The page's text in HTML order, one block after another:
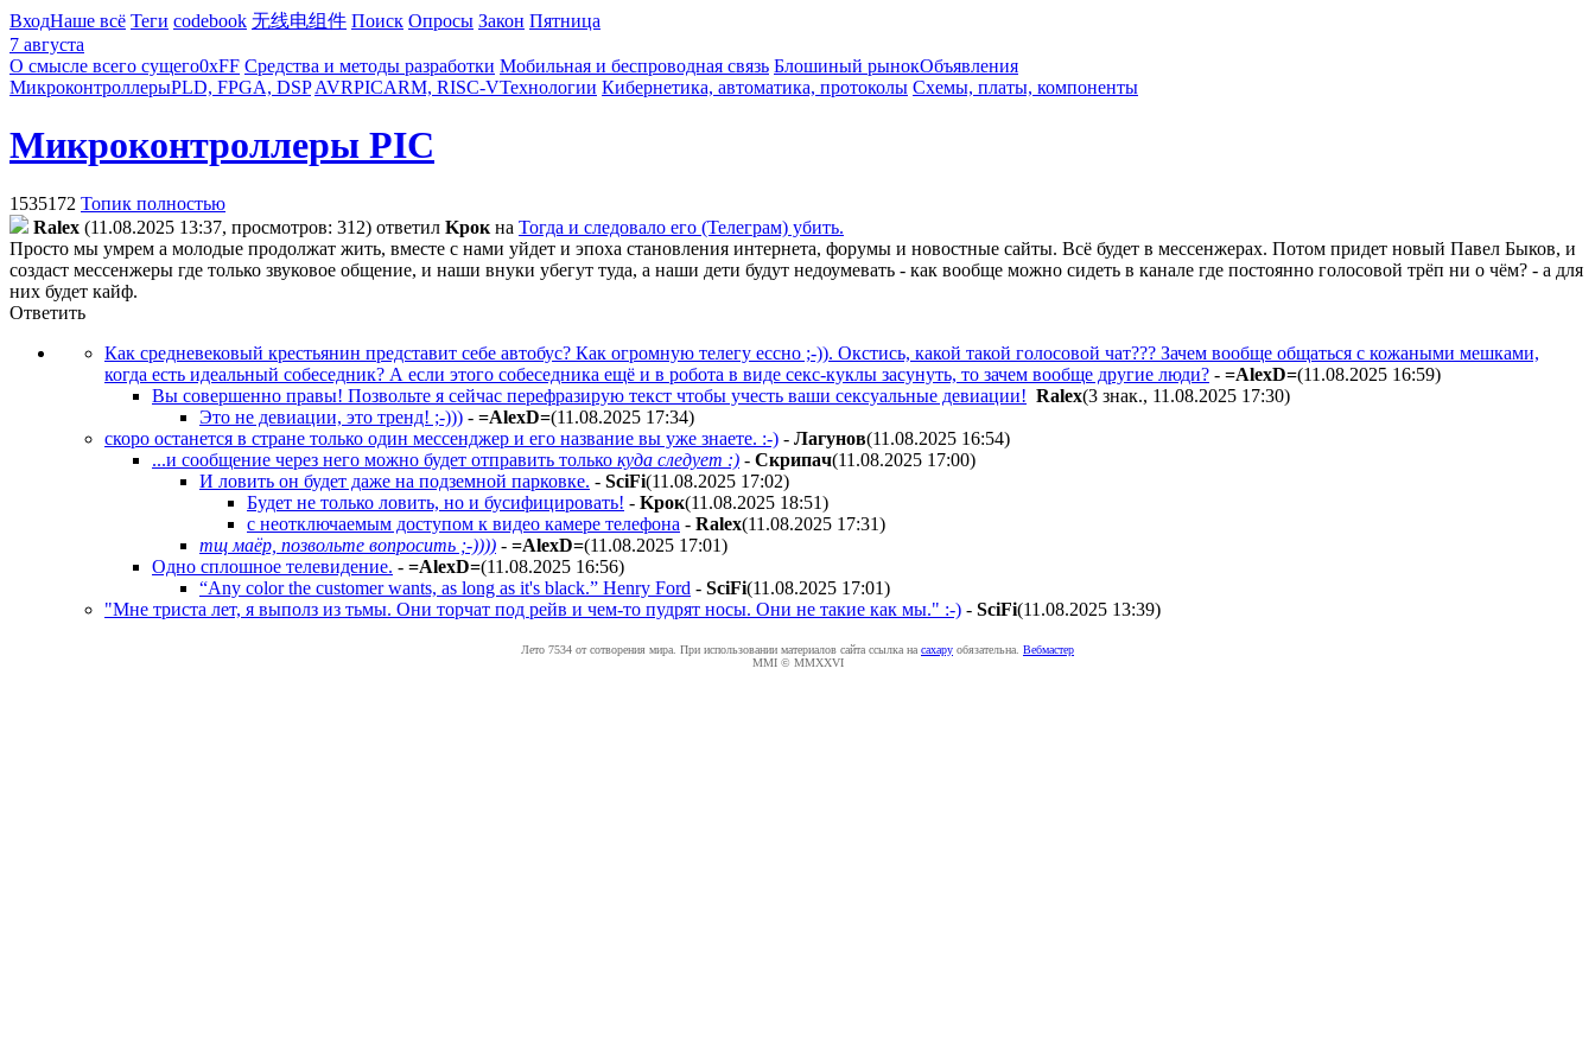
ВходНаше всё Теги codebook 无线电组件 Поиск Опросы Закон Пятница
7 августа
О смысле всего сущего0xFF Средства и методы разработки Мобильная и беспроводная связь Блошиный рынокОбъявления
МикроконтроллерыPLD, FPGA, DSP AVRPICARM, RISC-VТехнологии Кибернетика, автоматика, протоколы Схемы, платы, компоненты
Микроконтроллеры PIC
1535172 Топик полностью
Ralex (11.08.2025 13:37, просмотров: 312) ответил Kpoк на Тогда и следовало его (Телеграм) убить.
Просто мы умрем а молодые продолжат жить, вместе с нами уйдет и эпоха становления интернета, форумы и новостные сайты. Всё будет в мессенжерах. Потом придет новый Павел Быков, и
создаст мессенжеры где только звуковое общение, и наши внуки убегут туда, а наши дети будут недоумевать - как вообще можно сидеть в канале где постоянно голосовой трёп ни о чём? - а для
них будет кайф.
Ответить
Как средневековый крестьянин представит себе автобус? Как огромную телегу ессно ;-)). Окстись, какой такой голосовой чат??? Зачем вообще общаться с кожаными мешками,
когда есть идеальный собеседник? А если этого собеседника ещё и в робота в виде секс-куклы засунуть, то зачем вообще другие люди? - =AlexD=(11.08.2025 16:59)
Вы совершенно правы! Позвольте я сейчас перефразирую текст чтобы учесть ваши сексуальные девиации! Ralex(3 знак., 11.08.2025 17:30)
Это не девиации, это тренд! ;-))) - =AlexD=(11.08.2025 17:34)
скоро останется в стране только один мессенджер и его название вы уже знаете. :-) - Лaгyнoв(11.08.2025 16:54)
...и сообщение через него можно будет отправить только куда следует :) - Cкpипaч(11.08.2025 17:00)
И ловить он будет даже на подземной парковке. - SciFi(11.08.2025 17:02)
Будет не только ловить, но и бусифицировать! - Kpoк(11.08.2025 18:51)
с неотключаемым доступом к видео камере телефона - Ralex(11.08.2025 17:31)
тщ маёр, позвольте вопросить ;-)))) - =AlexD=(11.08.2025 17:01)
Одно сплошное телевидение. - =AlexD=(11.08.2025 16:56)
“Any color the customer wants, as long as it's black.” Henry Ford - SciFi(11.08.2025 17:01)
"Мне триста лет, я выполз из тьмы. Они торчат под рейв и чем-то пудрят носы. Они не такие как мы." :-) - SciFi(11.08.2025 13:39)
Лето 7534 от сотворения мира. При использовании материалов сайта ссылка на caxapу обязательна. Вебмастер
MMI © MMXXVI